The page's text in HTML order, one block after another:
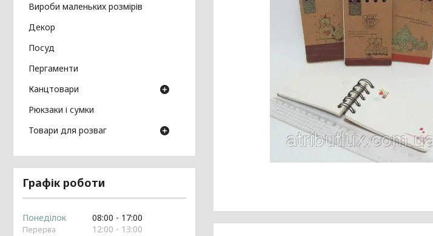
Вироби маленьких розмірів
Декор
Посуд
Пергаменти
Канцтовари
Рюкзаки і сумки
Товари для розваг
Графік роботи
Понеділок 08:00
17:00
12:00
13:00